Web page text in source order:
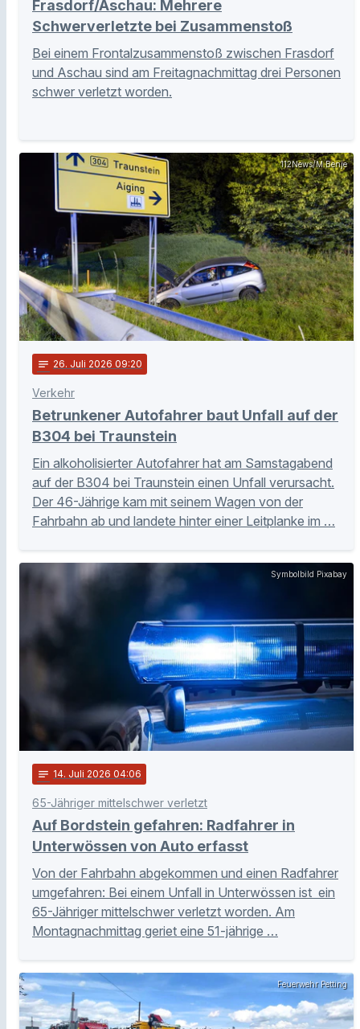
Frasdorf/Aschau: Mehrere
Schwerverletzte bei Zusammenstoß
Bei einem Frontalzusammenstoß zwischen Frasdorf
und Aschau sind am Freitagnachmittag drei Personen
schwer verletzt worden.
112News/M.Benje
notes 26. Juli 2026 09:20
Verkehr
Betrunkener Autofahrer baut Unfall auf der
B304 bei Traunstein
Ein alkoholisierter Autofahrer hat am Samstagabend
auf der B304 bei Traunstein einen Unfall verursacht.
Der 46-Jährige kam mit seinem Wagen von der
Fahrbahn ab und landete hinter einer Leitplanke im …
Symbolbild Pixabay
notes 14. Juli 2026 04:06
65-Jähriger mittelschwer verletzt
Auf Bordstein gefahren: Radfahrer in
Unterwössen von Auto erfasst
Von der Fahrbahn abgekommen und einen Radfahrer
umgefahren: Bei einem Unfall in Unterwössen ist ein
65-Jähriger mittelschwer verletzt worden. Am
Montagnachmittag geriet eine 51-jährige …
Feuerwehr Petting